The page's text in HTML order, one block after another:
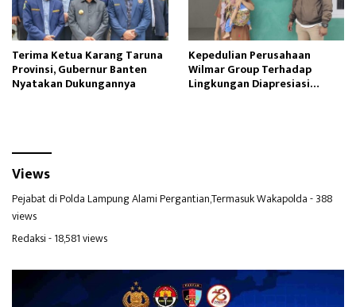
Terima Ketua Karang Taruna
Provinsi, Gubernur Banten
Nyatakan Dukungannya
Kepedulian Perusahaan
Wilmar Group Terhadap
Lingkungan Diapresiasi
Views
Pejabat di Polda Lampung Alami Pergantian,Termasuk Wakapolda- 388
views
Redaksi- 18,581 views